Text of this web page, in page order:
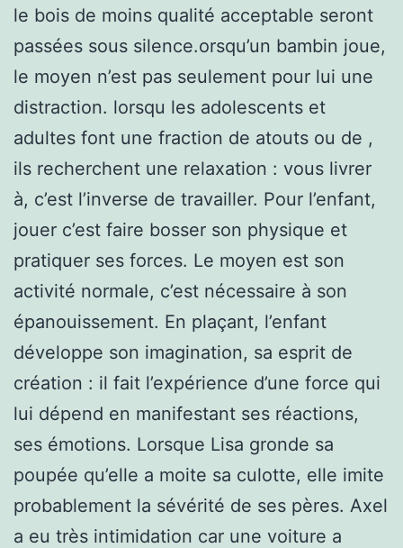
le bois de moins qualité acceptable seront
passées sous silence.orsqu’un bambin joue,
le moyen n’est pas seulement pour lui une
distraction. lorsqu les adolescents et
adultes font une fraction de atouts ou de ,
ils recherchent une relaxation : vous livrer
à, c’est l’inverse de travailler. Pour l’enfant,
jouer c’est faire bosser son physique et
pratiquer ses forces. Le moyen est son
activité normale, c’est nécessaire à son
épanouissement. En plaçant, l’enfant
développe son imagination, sa esprit de
création : il fait l’expérience d’une force qui
lui dépend en manifestant ses réactions,
ses émotions. Lorsque Lisa gronde sa
poupée qu’elle a moite sa culotte, elle imite
probablement la sévérité de ses pères. Axel
a eu très intimidation car une voiture a